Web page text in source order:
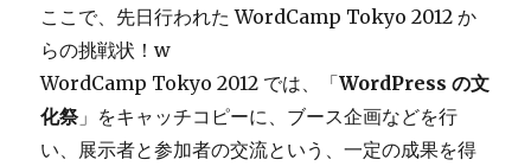
ここで、先日行われた WordCamp Tokyo 2012 か
らの挑戦状！w
WordCamp Tokyo 2012 では、「WordPress の文
化祭」をキャッチコピーに、ブース企画などを行
い、展示者と参加者の交流という、一定の成果を得